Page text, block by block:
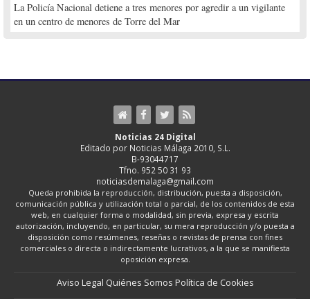
La Policía Nacional detiene a tres menores por agredir a un vigilante
en un centro de menores de Torre del Mar
Noticias 24 Digital
Editado por Noticias Málaga 2010, S.L.
B-93044717
Tfno. 952 50 31 93
noticiasdemalaga@gmail.com
Queda prohibida la reproducción, distribución, puesta a disposición,
comunicación pública y utilización total o parcial, de los contenidos de esta
web, en cualquier forma o modalidad, sin previa, expresa y escrita
autorización, incluyendo, en particular, su mera reproducción y/o puesta a
disposición como resúmenes, reseñas o revistas de prensa con fines
comerciales o directa o indirectamente lucrativos, a la que se manifiesta
oposición expresa.
Aviso Legal Quiénes Somos Política de Cookies